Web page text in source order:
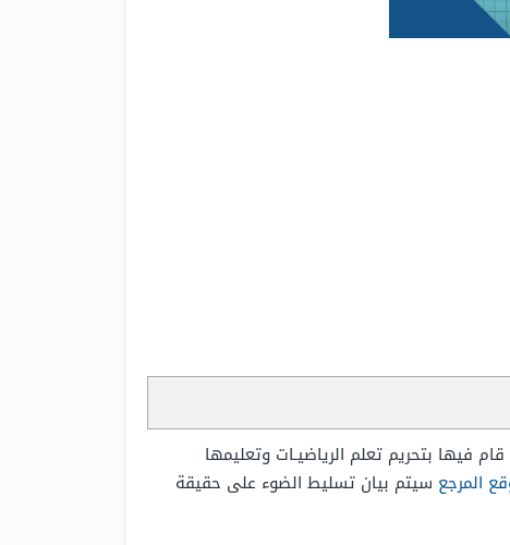
فيها بتحريم تعلم الرياضيـات وتعليمها
المرجع سيتم بيان تسليط الضوء على حقيقة